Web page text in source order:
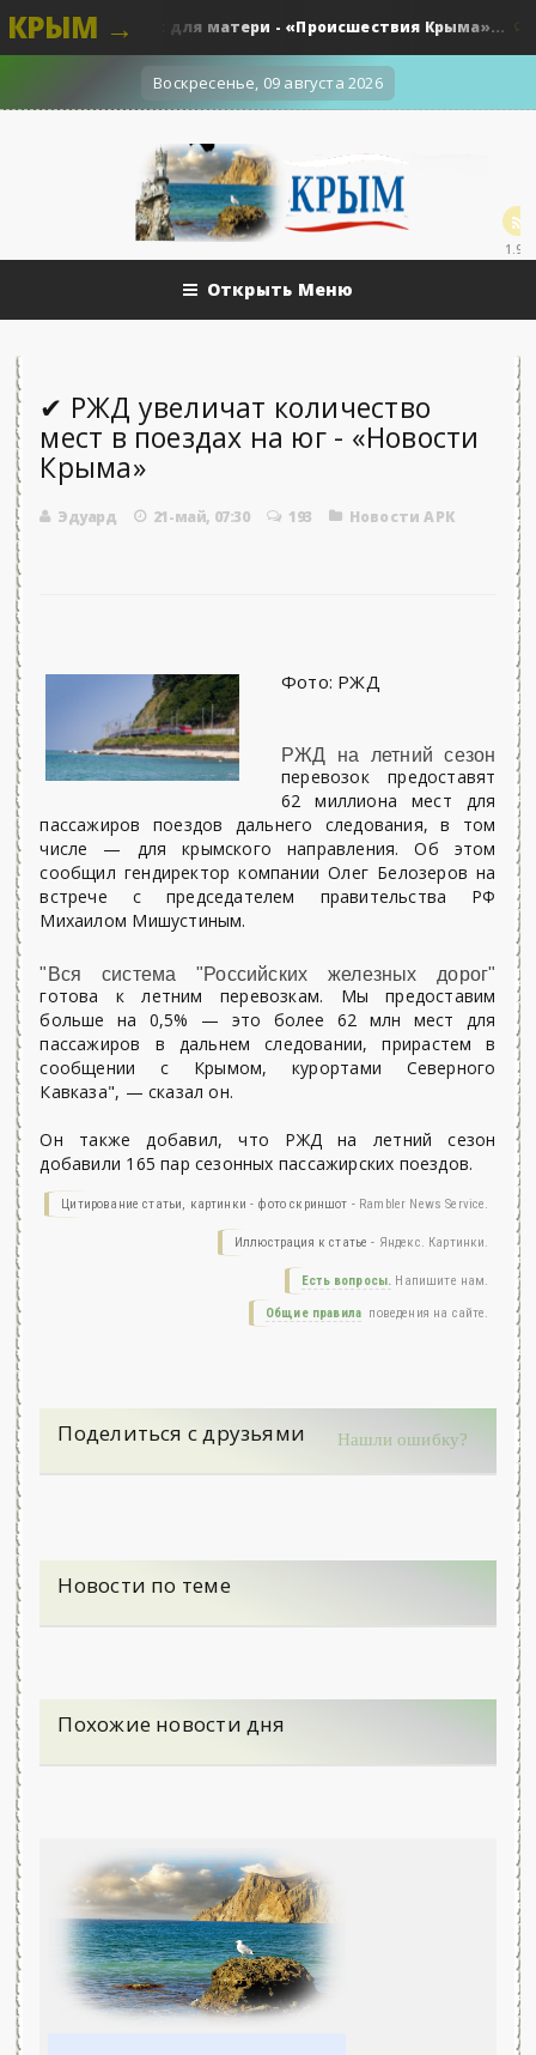
КРЫМ →
130 ножевых для матери - «Происшествия Крыма»... 0
Воскресенье, 09 августа 2026
1.9k
Открыть Меню
✔ РЖД увеличат количество
мест в поездах на юг - «Новости
Крыма»
Эдуард 21-май, 07:30 193 Новости АРК
Фото: РЖД
РЖД на летний сезон
перевозок предоставят
62 миллиона мест для
пассажиров поездов дальнего следования, в том
числе — для крымского направления. Об этом
сообщил гендиректор компании Олег Белозеров на
встрече с председателем правительства РФ
Михаилом Мишустиным.
"Вся система "Российских железных дорог"
готова к летним перевозкам. Мы предоставим
больше на 0,5% — это более 62 млн мест для
пассажиров в дальнем следовании, прирастем в
сообщении с Крымом, курортами Северного
Кавказа", — сказал он.
Он также добавил, что РЖД на летний сезон
добавили 165 пар сезонных пассажирских поездов.
Цитирование статьи, картинки - фото скриншот - Rambler News Service.
Иллюстрация к статье - Яндекс. Картинки.
Есть вопросы. Напишите нам.
Общие правила поведения на сайте.
Поделиться с друзьями Нашли ошибку?
Новости по теме
Похожие новости дня